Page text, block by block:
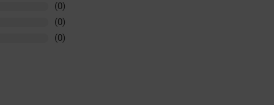
(0)
(0)
(0)